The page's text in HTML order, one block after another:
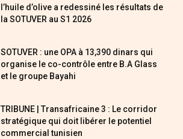
l’huile d’olive a redessiné les résultats de
la SOTUVER au S1 2026
SOTUVER : une OPA à 13,390 dinars qui
organise le co-contrôle entre B.A Glass
et le groupe Bayahi
TRIBUNE | Transafricaine 3 : Le corridor
stratégique qui doit libérer le potentiel
commercial tunisien